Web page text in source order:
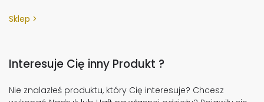
Sklep
Interesuje Cię inny Produkt ?
Nie znalazłeś produktu, który Cię interesuje? Chcesz